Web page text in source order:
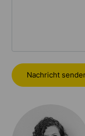
Nachricht